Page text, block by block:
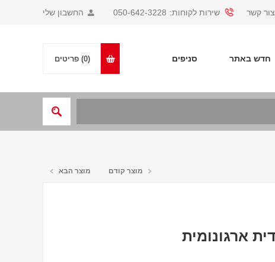
החשבון שלי צור קשר שירות לקוחות: 050-642-3228
חדש באתר סניפים (0) פריטים
מוצר קודם מוצר הבא